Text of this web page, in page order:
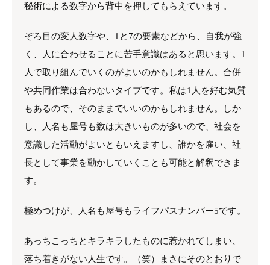
秘術による数字から背中を押してもらえています。
ぞろ目の変人数字や、1と7の要素などから、自我が強
く、人に合わせることに苦手意識はあると思います。1
人で取り組んでいくのがよいのかもしれません。合併
や共同作業は合わないタイプです。私は1人を好む気質
もあるので、そのままでいいのかもしれません。しか
し、人名も屋号も数は大きいものが多いので、社会を
意識した活動がよいともいえますし、誰かを雇い、社
長として事業を動かしていくことも可能と解釈できま
す。
極めつけが、人名も屋号もライフパスナンバー5です。
あっちこっちとキラキラしたものに惹かれてしまい、
落ち着きがない人生です。（笑）まさにそのとおりで